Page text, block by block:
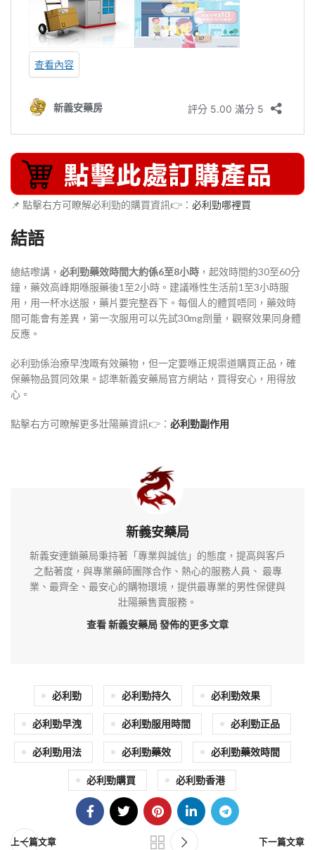
📌 點擊右方可瞭解必利勁的購買資訊👉： 必利勁哪裡買
結語
總結嚟講， 必利勁藥效時間大約係6至8小時 ，起效時間約30至60分
鐘，藥效高峰期喺服藥後1至2小時。建議喺性生活前1至3小時服
用，用一杯水送服，藥片要完整吞下。每個人的體質唔同，藥效時
間可能會有差異，第一次服用可以先試30mg劑量，觀察效果同身體
反應。
必利勁係治療早洩嘅有效藥物，但一定要喺正規渠道購買正品，確
保藥物品質同效果。認準新義安藥局官方網站，買得安心，用得放
心。
點擊右方可瞭解更多壯陽藥資訊👉： 必利勁副作用
新義安藥局
新義安連鎖藥局秉持著「專業與誠信」的態度，提高與客戶
之黏著度，與專業藥師團隊合作、熱心的服務人員、 最專
業、最齊全、最安心的購物環境，提供最專業的男性保健與
壯陽藥售賣服務。
查看 新義安藥局發佈的更多文章
必利勁 必利勁持久 必利勁效果
必利勁早洩 必利勁服用時間 必利勁正品
必利勁用法 必利勁藥效 必利勁藥效時間
必利勁購買 必利勁香港
上一篇文章 下一篇文章